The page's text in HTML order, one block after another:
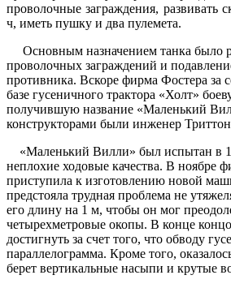
проволочные заграждения, развивать
ч, иметь пушку и два пулемета.
Основным назначением танка было
проволочных заграждений и
противника. Вскоре фирма Фостера за
базе гусеничного трактора «Холт»
получившую название «Маленький
конструкторами были инженер
«Маленький Вилли» был испытан в
неплохие ходовые качества. В ноябре
приступила к изготовлению новой
предстояла трудная проблема не
его длину на 1 м, чтобы он мог
четырехметровые окопы. В конце
достигнуть за счет того, что обводу
параллелограмма. Кроме того,
берет вертикальные насыпи и крутые